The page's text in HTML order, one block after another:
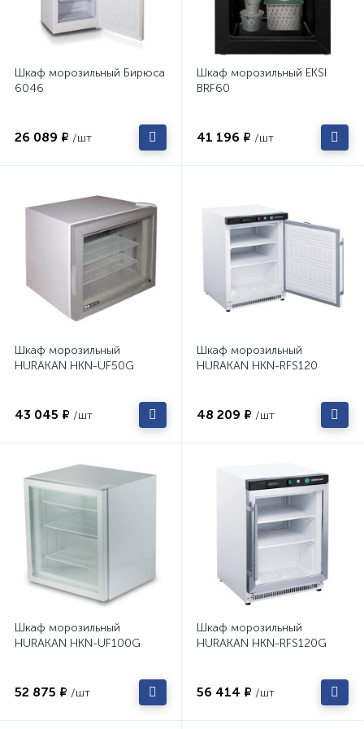
Шкаф морозильный Бирюса
6046
26 089 ₽ /шт
Шкаф морозильный EKSI
BRF60
41 196 ₽ /шт
Шкаф морозильный
HURAKAN HKN-UF50G
43 045 ₽ /шт
Шкаф морозильный
HURAKAN HKN-RFS120
48 209 ₽ /шт
Шкаф морозильный
HURAKAN HKN-UF100G
52 875 ₽ /шт
Шкаф морозильный
HURAKAN HKN-RFS120G
56 414 ₽ /шт